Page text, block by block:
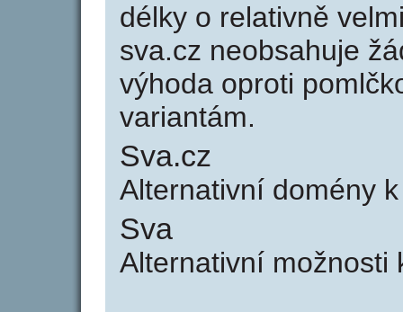
délky o relativně
sva.cz neobsahuje
výhoda oproti
variantám.
Sva.cz
Alternativní domény
Sva
Alternativní možnosti